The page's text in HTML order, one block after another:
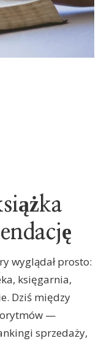
wyglądał prosto:
księgarnia,
Dziś między
—
sprzedaży,